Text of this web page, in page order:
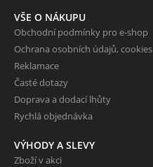
VŠE O NÁKUPU
Obchodní podmínky pro e-shop
Ochrana osobních údajů, cookies
Reklamace
Časté dotazy
Doprava a dodací lhůty
Rychlá objednávka
VÝHODY A SLEVY
Zboží v akci